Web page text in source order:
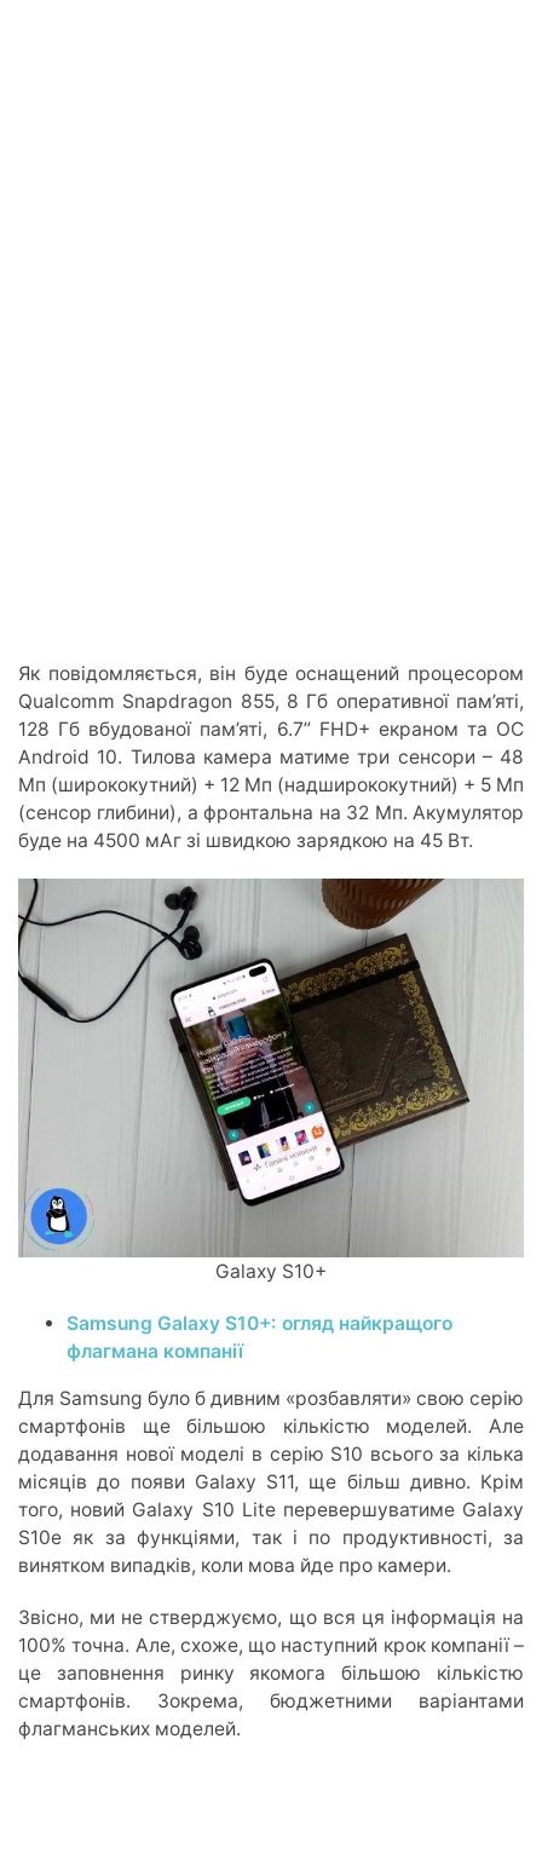
Як повідомляється, він буде оснащений процесором
Qualcomm Snapdragon 855, 8 Гб оперативної пам’яті,
128 Гб вбудованої пам’яті, 6.7” FHD+ екраном та ОС
Android 10. Тилова камера матиме три сенсори – 48
Мп (ширококутний) + 12 Мп (надширококутний) + 5 Мп
(сенсор глибини), а фронтальна на 32 Мп. Акумулятор
буде на 4500 мАг зі швидкою зарядкою на 45 Вт.
Galaxy S10+
Samsung Galaxy S10+: огляд найкращого
флагмана компанії
Для Samsung було б дивним «розбавляти» свою серію
смартфонів ще більшою кількістю моделей. Але
додавання нової моделі в серію S10 всього за кілька
місяців до появи Galaxy S11, ще більш дивно. Крім
того, новий Galaxy S10 Lite перевершуватиме Galaxy
S10e як за функціями, так і по продуктивності, за
винятком випадків, коли мова йде про камери.
Звісно, ми не стверджуємо, що вся ця інформація на
100% точна. Але, схоже, що наступний крок компанії –
це заповнення ринку якомога більшою кількістю
смартфонів. Зокрема, бюджетними варіантами
флагманських моделей.